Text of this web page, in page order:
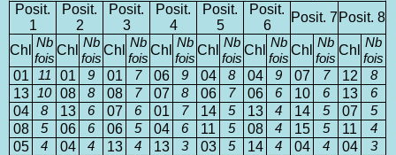
Posit.
1
Posit.
2
Posit.
3
Posit.
4
Posit.
5
Posit.
6
Posit. 7 Posit. 8
Chl Nb
fois
Chl Nb
fois
Chl Nb
fois
Chl Nb
fois
Chl Nb
fois
Chl Nb
fois
Chl Nb
fois
Chl Nb
fois
01 11 01 9 01 7 06 9 04 8 04 9 07 7 12 8
13 10 08 8 08 7 07 8 06 7 06 6 10 6 13 6
04 8 13 6 07 6 01 7 14 5 13 4 14 5 07 5
08 5 06 6 06 5 04 6 11 5 08 4 15 5 11 4
05 4 04 4 13 4 13 3 03 5 14 4 04 4 04 3